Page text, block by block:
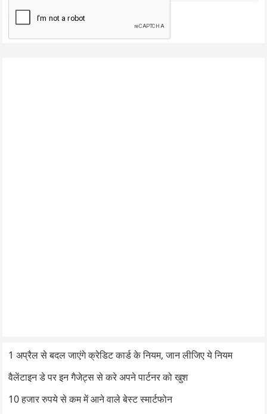
1 अप्रैल से बदल जाएंगे क्रेडिट कार्ड के नियम, जान लीजिए ये नियम
वैलेंटाइन डे पर इन गैजेट्स से करे अपने पार्टनर को खुश
10 हजार रुपये से कम में आने वाले बेस्ट स्मार्टफोन